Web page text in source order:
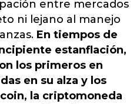
entre mercados
ni lejano al manejo
En tiempos de
estanflación,
los primeros en
en su alza y los
la criptomoneda